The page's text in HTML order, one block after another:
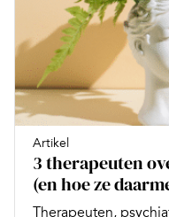
Artikel
3 therapeuten
(en hoe ze
Therapeuten,